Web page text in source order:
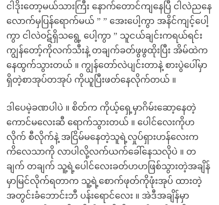
ငါဒိုးတော့မယ်သားကြီး နောက်တောင်ကျနေပြီ ငါလဲညနေ
လောက်မှပြန်ရောက်မယ် ” ” အေးပေါ့ကွာ အနိင်ကျင့်ပေါ့
ကွာ ငါလဲဝဋ်ရှိသရွေ့ ပေါ့ကွာ ” သူငယ်ချင်းကရယ်ရင်း
ကျွန်တော့်ကိုလက်သီးနဲ့ တချက်ခတ်ဖွဖွထိုးပြီး အိမ်ထဲက
နေထွက်သွားတယ် ။ ကျွန်တော်လဲပျင်းတာနဲ့ စားပွဲပေါ်မှာ
ရှိတဲ့စာအုပ်တအုပ် ကိုယူပြီးဖတ်နေလိုက်တယ် ။
ဒါပေမဲ့ခဏပါပဲ ။ စိတ်က ကိုယ့်ရှေ့မှာဂိမ်းဆော့နေတဲ့
ကောင်မလေးဆီ ရောက်သွားတယ် ။ ပေါင်လေးကိုဟ
လိုက် စီလိုက်နဲ့ အငြိမ်မနေတဲ့သူရဲ့လှုပ်ရှားဟန်လေးက
ကိလေသာကို လာပါလို့လက်ယက်ခေါ်နေသလိုပဲ ။ တ
ချက် တချက် သူ့ရဲ့ပေါင်လေးခတ်ဟဟဖြစ်သွားတဲ့အချိန်
မှာမြင်လိုက်ရတာက သူ့ရဲ့စောက်ဖုတ်ကိုဖုံးအုပ် ထားတဲ့
အတွင်းခံဘောင်းဘီ ပန်းရောင်လေး ။ အဲဒီအချိန်မှာ